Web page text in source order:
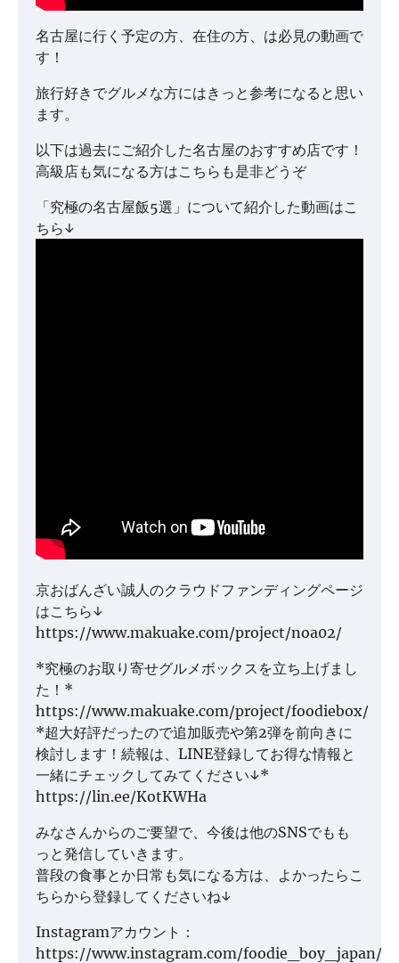
名古屋に行く予定の方、在住の方、は必見の動画で
す！
旅行好きでグルメな方にはきっと参考になると思い
ます。
以下は過去にご紹介した名古屋のおすすめ店です！
高級店も気になる方はこちらも是非どうぞ
「究極の名古屋飯5選」について紹介した動画はこ
ちら↓
京おばんざい誠人のクラウドファンディングページ
はこちら↓
https://www.makuake.com/project/noa02/
*究極のお取り寄せグルメボックスを立ち上げまし
た！*
https://www.makuake.com/project/foodiebox/
*超大好評だったので追加販売や第2弾を前向きに
検討します！続報は、LINE登録してお得な情報と
一緒にチェックしてみてください↓*
https://lin.ee/KotKWHa
みなさんからのご要望で、今後は他のSNSでもも
っと発信していきます。
普段の食事とか日常も気になる方は、よかったらこ
ちらから登録してくださいね↓
Instagramアカウント：
https://www.instagram.com/foodie_boy_japan/